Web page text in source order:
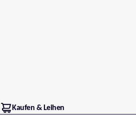
Kaufen & Leihen